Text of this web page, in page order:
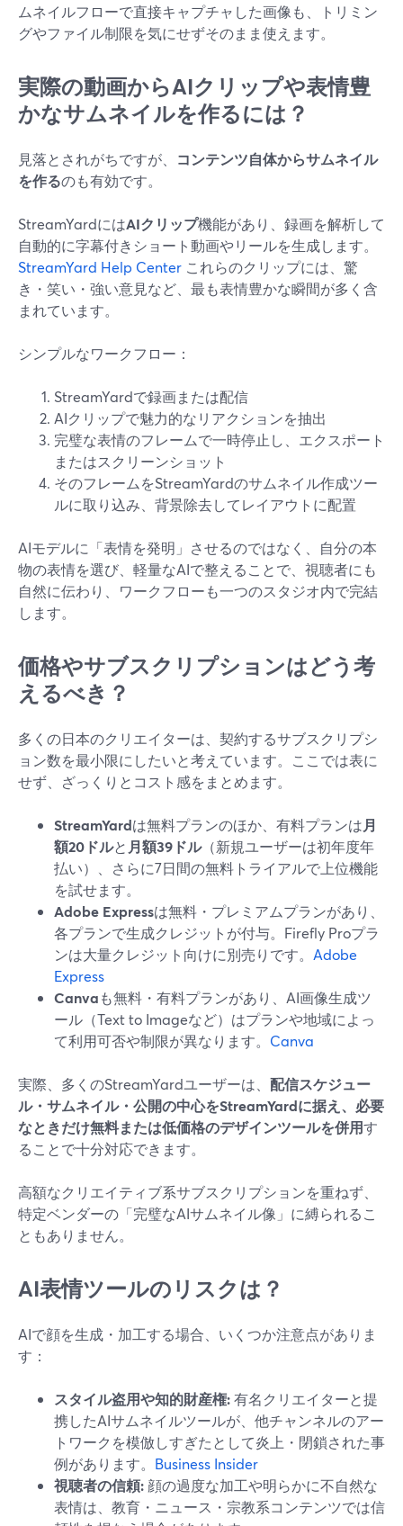
ムネイルフローで直接キャプチャした画像も、トリミン
グやファイル制限を気にせずそのまま使えます。
実際の動画からAIクリップや表情豊
かなサムネイルを作るには？
見落とされがちですが、 コンテンツ自体からサムネイル
を作るのも有効です。
StreamYardにはAIクリップ機能があり、録画を解析して
自動的に字幕付きショート動画やリールを生成します。
StreamYard Help Center これらのクリップには、驚
き・笑い・強い意見など、最も表情豊かな瞬間が多く含
まれています。
シンプルなワークフロー：
StreamYardで録画または配信
AIクリップで魅力的なリアクションを抽出
完璧な表情のフレームで一時停止し、エクスポート
またはスクリーンショット
そのフレームをStreamYardのサムネイル作成ツー
ルに取り込み、背景除去してレイアウトに配置
AIモデルに「表情を発明」させるのではなく、自分の本
物の表情を選び、軽量なAIで整えることで、視聴者にも
自然に伝わり、ワークフローも一つのスタジオ内で完結
します。
価格やサブスクリプションはどう考
えるべき？
多くの日本のクリエイターは、契約するサブスクリプシ
ョン数を最小限にしたいと考えています。ここでは表に
せず、ざっくりとコスト感をまとめます。
StreamYardは無料プランのほか、有料プランは月
額20ドルと 月額39ドル（新規ユーザーは初年度年
払い）、さらに7日間の無料トライアルで上位機能
を試せます。
Adobe Expressは無料・プレミアムプランがあり、
各プランで生成クレジットが付与。Firefly Proプラ
ンは大量クレジット向けに別売りです。 Adobe
Express
Canvaも無料・有料プランがあり、AI画像生成ツ
ール（Text to Imageなど）はプランや地域によっ
て利用可否や制限が異なります。 Canva
実際、多くのStreamYardユーザーは、 配信スケジュー
ル・サムネイル・公開の中心をStreamYardに据え、必要
なときだけ無料または低価格のデザインツールを併用す
ることで十分対応できます。
高額なクリエイティブ系サブスクリプションを重ねず、
特定ベンダーの「完璧なAIサムネイル像」に縛られるこ
ともありません。
AI表情ツールのリスクは？
AIで顔を生成・加工する場合、いくつか注意点がありま
す：
スタイル盗用や知的財産権:有名クリエイターと提
携したAIサムネイルツールが、他チャンネルのアー
トワークを模倣しすぎたとして炎上・閉鎖された事
例があります。 Business Insider
視聴者の信頼: 顔の過度な加工や明らかに不自然な
表情は、教育・ニュース・宗教系コンテンツでは信